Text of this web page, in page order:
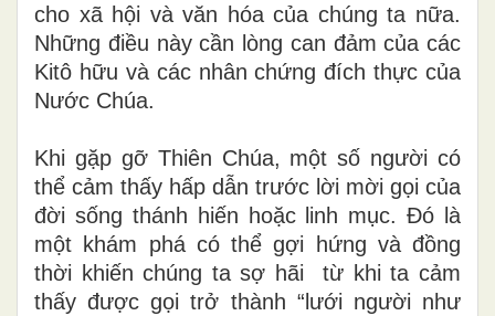
cho xã hội và văn hóa của chúng ta nữa.
Những điều này cần lòng can đảm của các
Kitô hữu và các nhân chứng đích thực của
Nước Chúa.
Khi gặp gỡ Thiên Chúa, một số người có
thể cảm thấy hấp dẫn trước lời mời gọi của
đời sống thánh hiến hoặc linh mục. Đó là
một khám phá có thể gợi hứng và đồng
thời khiến chúng ta sợ hãi từ khi ta cảm
thấy được gọi trở thành “lưới người như